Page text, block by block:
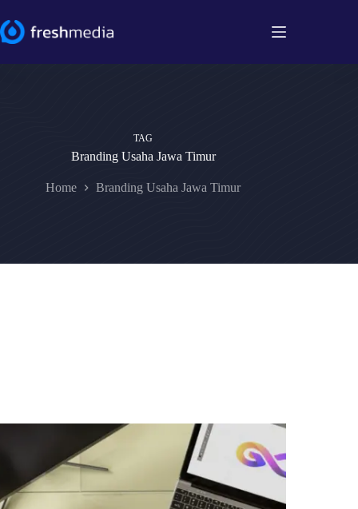
to
content
TAG
Branding Usaha Jawa Timur
Home Branding Usaha Jawa Timur